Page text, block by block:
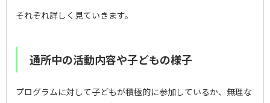
それぞれ詳しく見ていきます。
通所中の活動内容や子どもの様子
プログラムに対して子どもが積極的に参加しているか、無理な